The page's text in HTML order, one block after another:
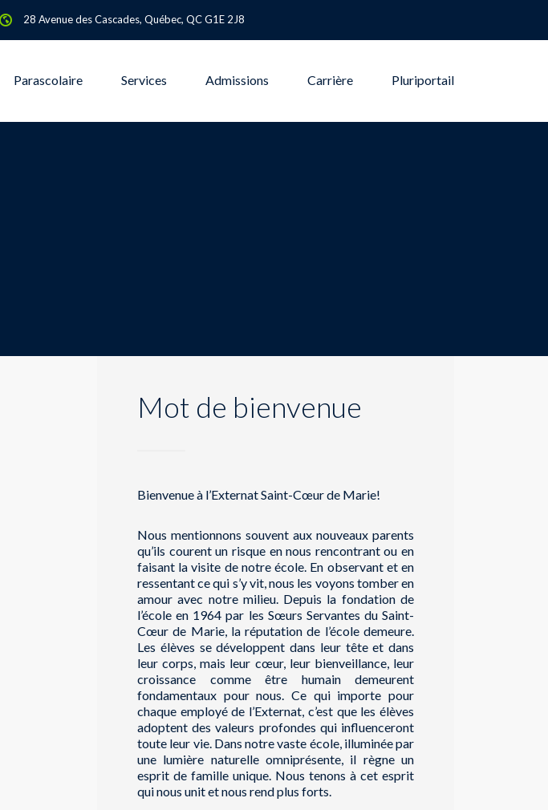
28 Avenue des Cascades, Québec, QC G1E 2J8
Parascolaire Services Admissions Carrière Pluriportail
Mot de bienvenue
Bienvenue à l’Externat Saint-Cœur de Marie!
Nous mentionnons souvent aux nouveaux parents
qu’ils courent un risque en nous rencontrant ou en
faisant la visite de notre école. En observant et en
ressentant ce qui s’y vit, nous les voyons tomber en
amour avec notre milieu. Depuis la fondation de
l’école en 1964 par les Sœurs Servantes du Saint-
Cœur de Marie, la réputation de l’école demeure.
Les élèves se développent dans leur tête et dans
leur corps, mais leur cœur, leur bienveillance, leur
croissance comme être humain demeurent
fondamentaux pour nous. Ce qui importe pour
chaque employé de l’Externat, c’est que les élèves
adoptent des valeurs profondes qui influenceront
toute leur vie. Dans notre vaste école, illuminée par
une lumière naturelle omniprésente, il règne un
esprit de famille unique. Nous tenons à cet esprit
qui nous unit et nous rend plus forts.